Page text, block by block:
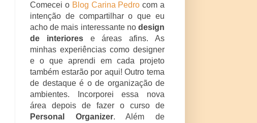
Comecei o Blog Carina Pedro com a
intenção de compartilhar o que eu
acho de mais interessante no design
de interiorese áreas afins. As
minhas experiências como designer
e o que aprendi em cada projeto
também estarão por aqui! Outro tema
de destaque é o de organização de
ambientes. Incorporei essa nova
área depois de fazer o curso de
Personal Organizer. Além de